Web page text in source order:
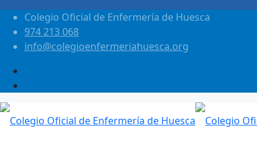
Colegio Oficial de Enfermería de Huesca
974 213 068
info@colegioenfermeriahuesca.org